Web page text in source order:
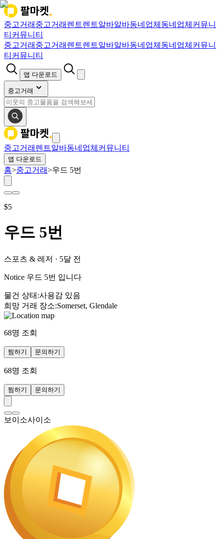
중고거래 중고거래 렌트렌트알바알바동네업체 동네업체 커뮤니
티 커뮤니티
중고거래 중고거래 렌트렌트알바알바동네업체 동네업체 커뮤니
티 커뮤니티
앱 다운로드
중고거래
중고거래 렌트알바동네업체 커뮤니티
앱 다운로드
홈>중고거래>우드 5번
$5
우드 5번
스포츠 & 레저 · 5달 전
Notice 우드 5번 입니다
물건 상태 :사용감 있음
희망 거래 장소:Somerset, Glendale
68명 조회
찜하기 문의하기
68명 조회
찜하기 문의하기
보이소사이소